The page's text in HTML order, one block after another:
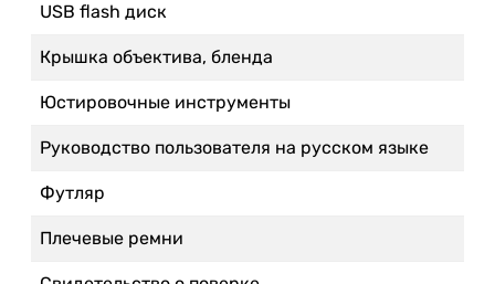
USB flash диск
Крышка объектива, бленда
Юстировочные инструменты
Руководство пользователя на русском языке
Футляр
Плечевые ремни